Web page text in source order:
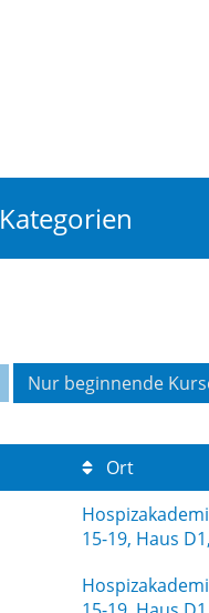
Kategorien
Nur beginnende
Ort
15-19, Haus